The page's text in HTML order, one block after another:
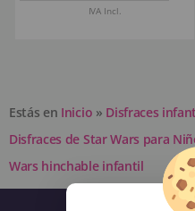
IVA Incl.
Estás en Inicio » Disfraces
Disfraces de Star Wars para
Wars hinchable infantil